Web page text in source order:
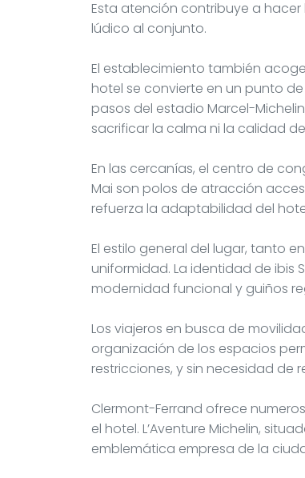
Esta atención contribuye a
lúdico al conjunto.
El establecimiento también
hotel se convierte en un punto
pasos del estadio Marcel-
sacrificar la calma ni la calidad
En las cercanías, el centro de
Mai son polos de atracción
refuerza la adaptabilidad del
El estilo general del lugar, tanto
uniformidad. La identidad de ibis
modernidad funcional y guiños
Los viajeros en busca de
organización de los espacios
restricciones, y sin necesidad de
Clermont-Ferrand ofrece
el hotel. L’Aventure Michelin,
emblemática empresa de la